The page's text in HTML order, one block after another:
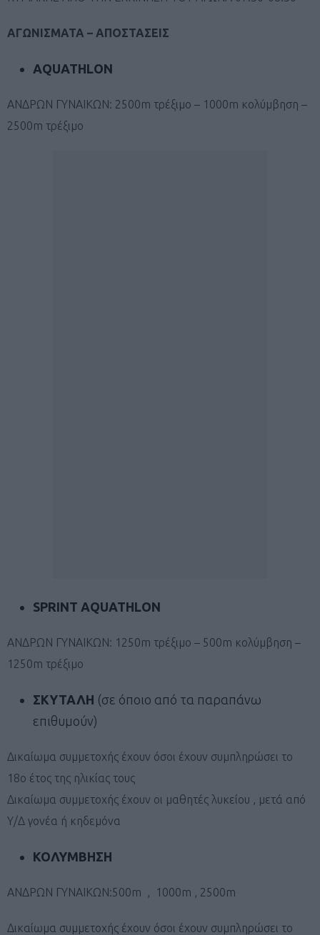
ΑΓΩΝΙΣΜΑΤΑ – ΑΠΟΣΤΑΣΕΙΣ
AQUATHLON
ΑΝΔΡΩΝ ΓΥΝΑΙΚΩΝ: 2500m τρέξιμο – 1000m κολύμβηση –
2500m τρέξιμο
SPRINT AQUATHLON
ΑΝΔΡΩΝ ΓΥΝΑΙΚΩΝ: 1250m τρέξιμο – 500m κολύμβηση –
1250m τρέξιμο
ΣΚΥΤΑΛΗ (σε όποιο από τα παραπάνω
επιθυμούν)
Δικαίωμα συμμετοχής έχουν όσοι έχουν συμπληρώσει το
18ο έτος της ηλικίας τους
Δικαίωμα συμμετοχής έχουν οι μαθητές λυκείου , μετά από
Υ/Δ γονέα ή κηδεμόνα
ΚΟΛΥΜΒΗΣΗ
ΑΝΔΡΩΝ ΓΥΝΑΙΚΩΝ:500m , 1000m , 2500m
Δικαίωμα συμμετοχής έχουν όσοι έχουν συμπληρώσει το